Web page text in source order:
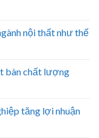
nội thất như thế
bàn chất lượng
tăng lợi nhuận